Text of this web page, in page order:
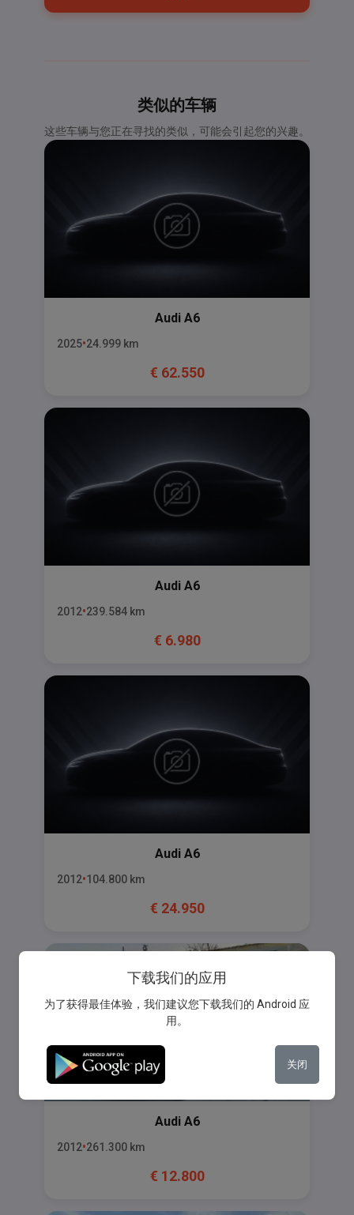
类似的车辆
这些车辆与您正在寻找的类似，可能会引起您的兴趣。
Audi A6
2025 24.999 km
€ 62.550
Audi A6
2012 239.584 km
€ 6.980
Audi A6
2012 104.800 km
€ 24.950
Audi A6
2012 261.300 km
€ 12.800
下载我们的应用
为了获得最佳体验，我们建议您下载我们的 Android 应
用。
关闭